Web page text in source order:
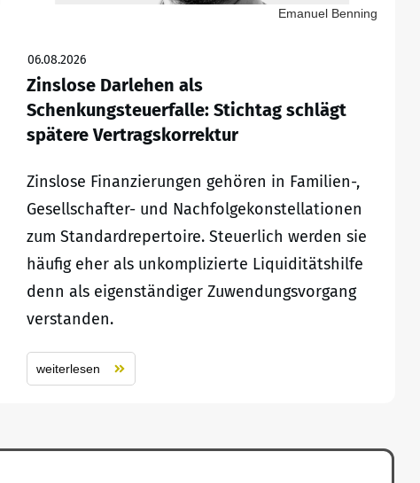
Emanuel Benning
06.08.2026
Zinslose Darlehen als
Schenkungsteuerfalle: Stichtag schlägt
spätere Vertragskorrektur
Zinslose Finanzierungen gehören in Familien-,
Gesellschafter- und Nachfolgekonstellationen
zum Standardrepertoire. Steuerlich werden sie
häufig eher als unkomplizierte Liquiditätshilfe
denn als eigenständiger Zuwendungsvorgang
verstanden.
weiterlesen